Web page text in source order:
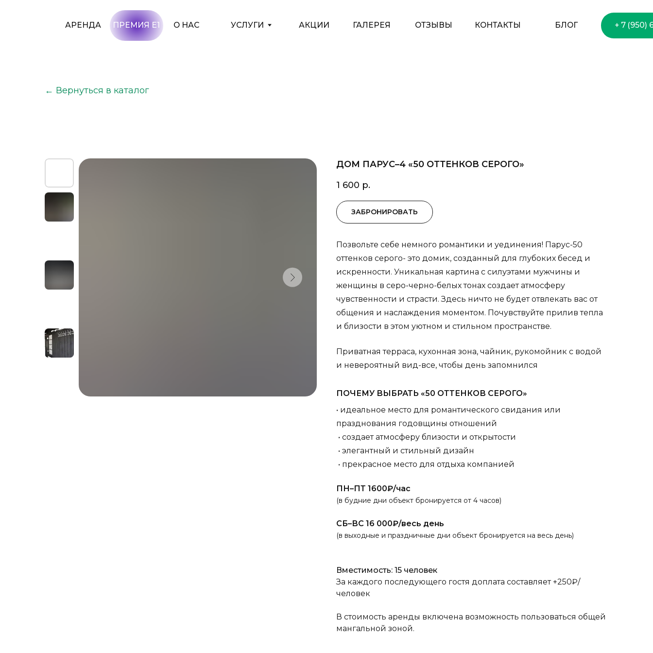
ПРЕМИЯ Е1 О НАС
← Вернуться в каталог
ДОМ ПАРУС–4 «50 ОТТЕНКОВ СЕРОГО»
1 600 р.
ЗАБРОНИРОВАТЬ
Позвольте себе немного романтики и уединения! Парус-50
оттенков серого- это домик, созданный для глубоких бесед и
искренности. Уникальная картина с силуэтами мужчины и
женщины в серо-черно-белых тонах создает атмосферу
чувственности и страсти. Здесь ничто не будет отвлекать вас от
общения и наслаждения моментом. Почувствуйте прилив тепла
и близости в этом уютном и стильном пространстве.
Приватная терраса, кухонная зона, чайник, рукомойник с водой
и невероятный вид-все, чтобы день запомнился
ПОЧЕМУ ВЫБРАТЬ «50 ОТТЕНКОВ СЕРОГО»
• идеальное место для романтического свидания или
празднования годовщины отношений
• создает атмосферу близости и открытости
• элегантный и стильный дизайн
• прекрасное место для отдыха компанией
ПН–ПТ 1600₽/час
(в будние дни объект бронируется от 4 часов)
СБ–ВС 16 000₽/весь день
(в выходные и праздничные дни объект бронируется на весь день)
Вместимость: 15 человек
За каждого последующего гостя доплата составляет +250₽/
человек
В стоимость аренды включена возможность пользоваться общей
мангальной зоной.